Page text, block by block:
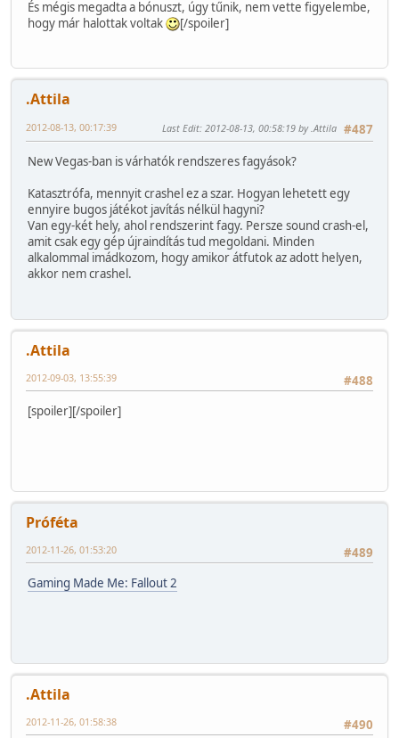
És mégis megadta a bónuszt, úgy tűnik, nem vette figyelembe,
hogy már halottak voltak
[/spoiler]
.Attila
#487
2012-08-13, 00:17:39 Last Edit: 2012-08-13, 00:58:19 by .Attila
New Vegas-ban is várhatók rendszeres fagyások?
Katasztrófa, mennyit crashel ez a szar. Hogyan lehetett egy
ennyire bugos játékot javítás nélkül hagyni?
Van egy-két hely, ahol rendszerint fagy. Persze sound crash-el,
amit csak egy gép újraindítás tud megoldani. Minden
alkalommal imádkozom, hogy amikor átfutok az adott helyen,
akkor nem crashel.
.Attila
#488
2012-09-03, 13:55:39
[spoiler][/spoiler]
Próféta
#489
2012-11-26, 01:53:20
Gaming Made Me: Fallout 2
.Attila
#490
2012-11-26, 01:58:38